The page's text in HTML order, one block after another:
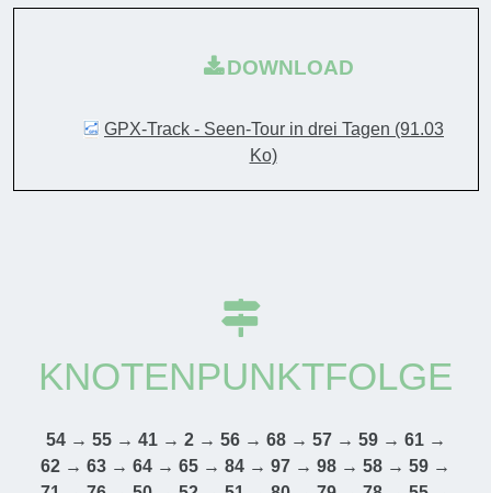
DOWNLOAD
GPX-Track - Seen-Tour in drei Tagen (91.03
Ko)
KNOTENPUNKTFOLGE
54 → 55 → 41 → 2 → 56 → 68 → 57 → 59 → 61 →
62 → 63 → 64 → 65 → 84 → 97 → 98 → 58 → 59 →